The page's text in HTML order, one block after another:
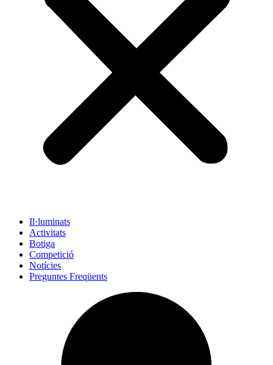
Il·luminats
Activitats
Botiga
Competició
Notícies
Preguntes Freqüents